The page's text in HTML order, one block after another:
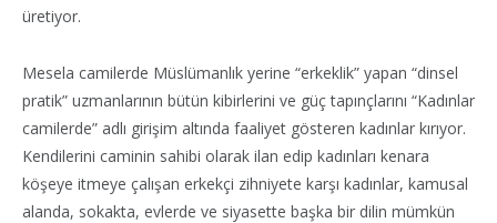
üretiyor.
Mesela camilerde Müslümanlık yerine “erkeklik” yapan “dinsel
pratik” uzmanlarının bütün kibirlerini ve güç tapınçlarını “Kadınlar
camilerde” adlı girişim altında faaliyet gösteren kadınlar kırıyor.
Kendilerini caminin sahibi olarak ilan edip kadınları kenara
köşeye itmeye çalışan erkekçi zihniyete karşı kadınlar, kamusal
alanda, sokakta, evlerde ve siyasette başka bir dilin mümkün